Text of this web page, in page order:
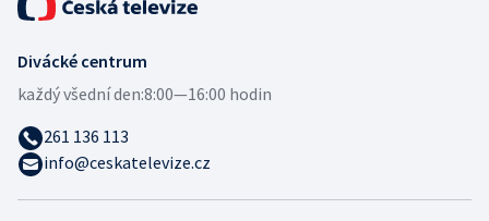
Divácké centrum
každý všední den:8:00—16:00 hodin
261 136 113
info@ceskatelevize.cz